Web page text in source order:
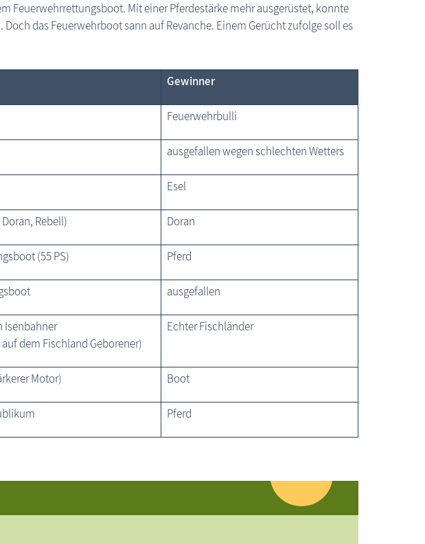
Feuerwehr­rettungsboot. Mit einer Pferdestärke mehr ausgerüstet, konnte
das Feuerwehrboot sann auf Revanche. Einem Gerücht zufolge soll es
Gewinner
Feuerwehrbulli
ausgefallen wegen schlechten Wetters
Esel
Rebell) Doran
(55 PS) Pferd
ausgefallen
Isenbahner
dem Fischland Geborener)
Echter Fischländer
Motor) Boot
Pferd